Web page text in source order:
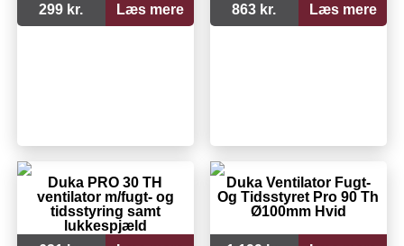
299 kr. Læs mere 863 kr. Læs mere
Duka PRO 30 TH
ventilator m/fugt- og
tidsstyring samt
lukkespjæld
Duka Ventilator Fugt-
Og Tidsstyret Pro 90 Th
Ø100mm Hvid